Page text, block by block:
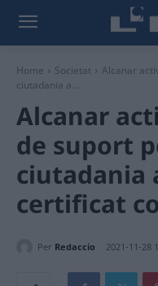
Home Societat
Alcanar
ciutadania a...
Alcanar
de suport
ciutadania
certificat
Per Redaccio 2021-11-28